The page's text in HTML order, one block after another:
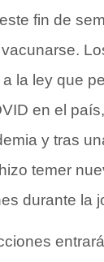
fin de
la ley que
en el
y tras
temer
durante la